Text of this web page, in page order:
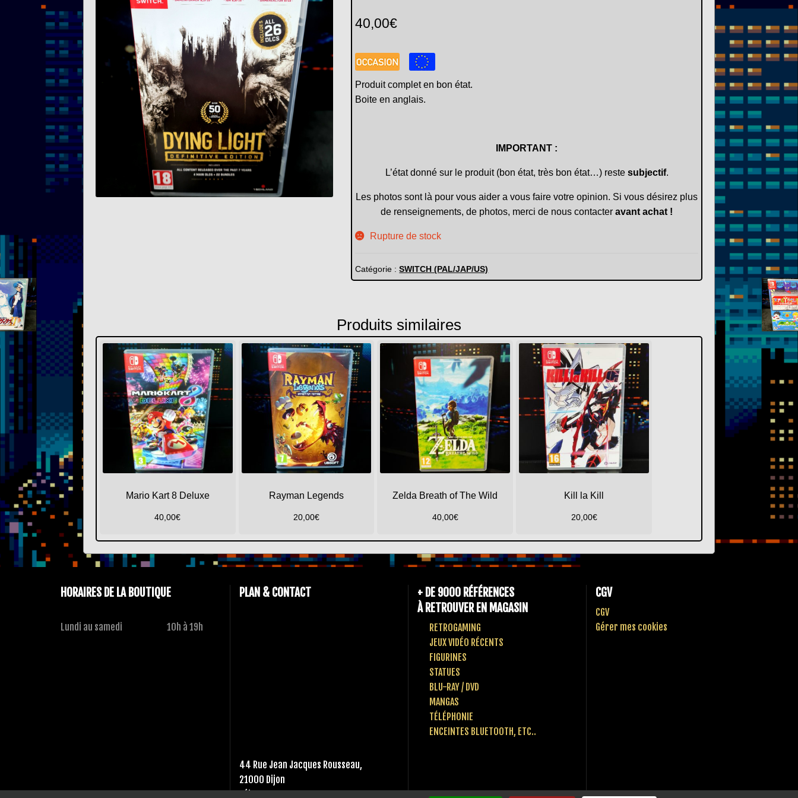
40,00€
Produit complet en bon état.
Boite en anglais.
IMPORTANT :
L’état donné sur le produit (bon état, très bon état…) reste subjectif.
Les photos sont là pour vous aider a vous faire votre opinion. Si vous désirez plus
de renseignements, de photos, merci de nous contacteravant achat !
Rupture de stock
Catégorie :SWITCH (PAL/JAP/US)
Produits similaires
Mario Kart 8 Deluxe
40,00€
Rayman Legends
20,00€
Zelda Breath of The Wild
40,00€
Kill la Kill
20,00€
HORAIRES DE LA BOUTIQUE
Lundi au samedi 10h à 19h
PLAN & CONTACT
44 Rue Jean Jacques Rousseau,
21000 Dijon
Tél :03 80 10 49 65
+ DE 9000 RÉFÉRENCES
À RETROUVER EN MAGASIN
RETROGAMING
JEUX VIDÉO RÉCENTS
FIGURINES
STATUES
BLU-RAY / DVD
MANGAS
TÉLÉPHONIE
ENCEINTES BLUETOOTH, ETC..
CGV
CGV
Gérer mes cookies